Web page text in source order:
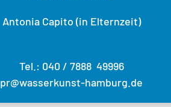
Antonia Capito (in Elternzeit)
Tel.: 040 / 7888 49996
pr@wasserkunst-hamburg.de